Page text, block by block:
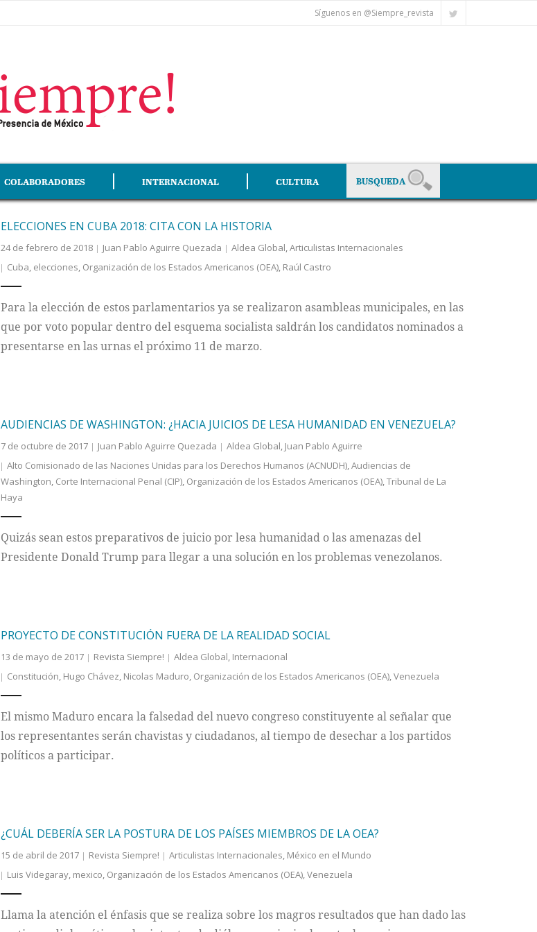
Síguenos en @Siempre_revista
COLABORADORES INTERNACIONAL CULTURA
ELECCIONES EN CUBA 2018: CITA CON LA HISTORIA
24 de febrero de 2018 Juan Pablo Aguirre Quezada Aldea Global,Articulistas Internacionales
Cuba, elecciones, Organización de los Estados Americanos (OEA), Raúl Castro
Para la elección de estos parlamentarios ya se realizaron asambleas municipales, en las
que por voto popular dentro del esquema socialista saldrán los candidatos nominados a
presentarse en las urnas el próximo 11 de marzo.
AUDIENCIAS DE WASHINGTON: ¿HACIA JUICIOS DE LESA HUMANIDAD EN VENEZUELA?
7 de octubre de 2017 Juan Pablo Aguirre Quezada Aldea Global, Juan Pablo Aguirre
Alto Comisionado de las Naciones Unidas para los Derechos Humanos (ACNUDH),Audiencias de
Washington, Corte Internacional Penal (CIP), Organización de los Estados Americanos (OEA),Tribunal de La
Haya
Quizás sean estos preparativos de juicio por lesa humanidad o las amenazas del
Presidente Donald Trump para llegar a una solución en los problemas venezolanos.
PROYECTO DE CONSTITUCIÓN FUERA DE LA REALIDAD SOCIAL
13 de mayo de 2017 Revista Siempre! Aldea Global, Internacional
Constitución, Hugo Chávez, Nicolas Maduro, Organización de los Estados Americanos (OEA),Venezuela
El mismo Maduro encara la falsedad del nuevo congreso constituyente al señalar que
los representantes serán chavistas y ciudadanos, al tiempo de desechar a los partidos
políticos a participar.
¿CUÁL DEBERÍA SER LA POSTURA DE LOS PAÍSES MIEMBROS DE LA OEA?
15 de abril de 2017 Revista Siempre! Articulistas Internacionales, México en el Mundo
Luis Videgaray, mexico, Organización de los Estados Americanos (OEA),Venezuela
Llama la atención el énfasis que se realiza sobre los magros resultados que han dado las